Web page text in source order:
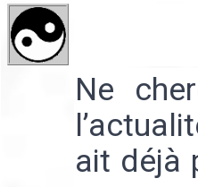
Ne
ait déjà